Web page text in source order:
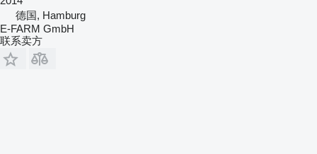
德国, Hamburg
E-FARM GmbH
联系卖方